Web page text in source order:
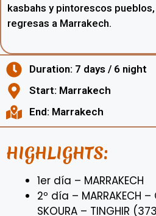
kasbahs y pintorescos
regresas a Marrakech.
Duration: 7 days / 6 night
Start: Marrakech
End: Marrakech
HIGHLIGHTS:
1er día – MARRAKECH
2º día – MARRAKECH –
SKOURA – TINGHIR